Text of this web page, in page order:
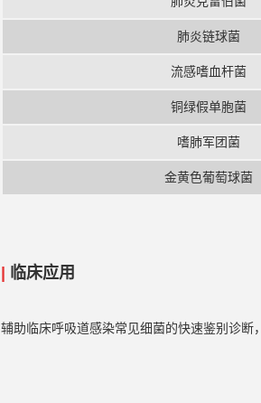
肺炎链球菌
流感嗜血杆菌
铜绿假单胞菌
嗜肺军团菌
金黄色葡萄球菌
临床应用
辅助临床呼吸道感染常见细菌的快速鉴别诊断